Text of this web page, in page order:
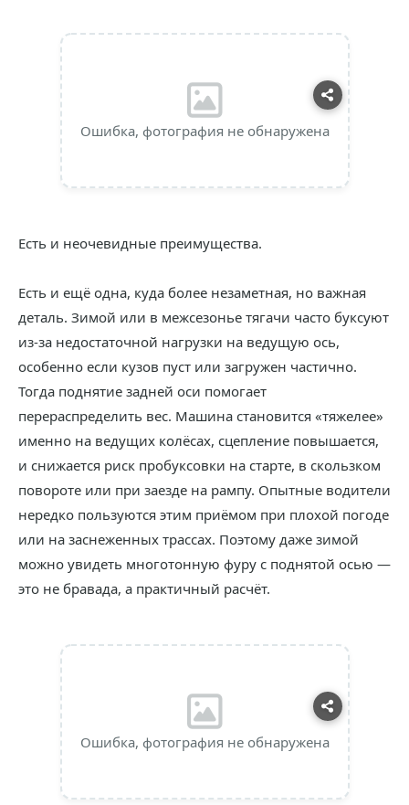
Ошибка, фотография не обнаружена
Есть и неочевидные преимущества.
Есть и ещё одна, куда более незаметная, но важная
деталь. Зимой или в межсезонье тягачи часто буксуют
из-за недостаточной нагрузки на ведущую ось,
особенно если кузов пуст или загружен частично.
Тогда поднятие задней оси помогает
перераспределить вес. Машина становится «тяжелее»
именно на ведущих колёсах, сцепление повышается,
и снижается риск пробуксовки на старте, в скользком
повороте или при заезде на рампу. Опытные водители
нередко пользуются этим приёмом при плохой погоде
или на заснеженных трассах. Поэтому даже зимой
можно увидеть многотонную фуру с поднятой осью —
это не бравада, а практичный расчёт.
Ошибка, фотография не обнаружена